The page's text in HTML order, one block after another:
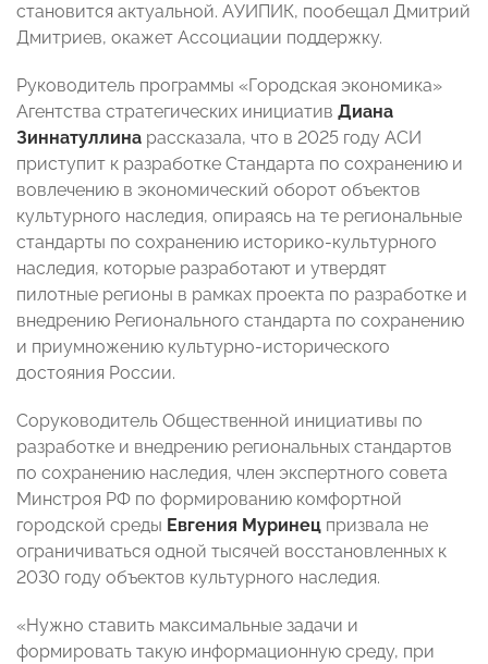
становится актуальной. АУИПИК, пообещал Дмитрий
Дмитриев, окажет Ассоциации поддержку.
Руководитель программы «Городская экономика»
Агентства стратегических инициатив Диана
Зиннатуллина рассказала, что в 2025 году АСИ
приступит к разработке Стандарта по сохранению и
вовлечению в экономический оборот объектов
культурного наследия, опираясь на те региональные
стандарты по сохранению историко-культурного
наследия, которые разработают и утвердят
пилотные регионы в рамках проекта по разработке и
внедрению Регионального стандарта по сохранению
и приумножению культурно-исторического
достояния России.
Соруководитель Общественной инициативы по
разработке и внедрению региональных стандартов
по сохранению наследия, член экспертного совета
Минстроя РФ по формированию комфортной
городской среды Евгения Муринец призвала не
ограничиваться одной тысячей восстановленных к
2030 году объектов культурного наследия.
«Нужно ставить максимальные задачи и
формировать такую информационную среду, при